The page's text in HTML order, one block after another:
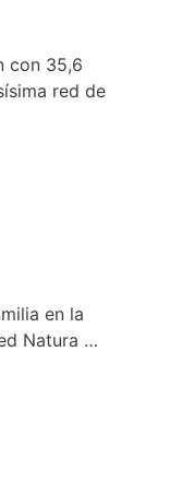
con 35,6
red de
en la
Natura …